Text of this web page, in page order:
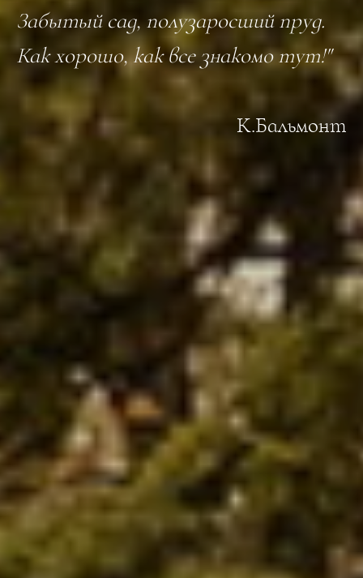
Забытый сад, полузаросший пруд.
Как хорошо, как все знакомо тут!"
К.Бальмонт